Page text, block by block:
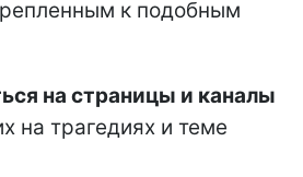
к подобным
на страницы и каналы
на трагедиях и теме